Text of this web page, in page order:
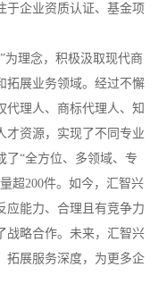
于企业资质认证、基金项
为理念，积极汲取现代商
拓展业务领域。经过不懈
代理人、商标代理人、知
才资源，实现了不同专业
了“全方位、多领域、专
超200件。如今，汇智兴
应能力、合理且有竞争力
战略合作。未来，汇智兴
拓展服务深度，为更多企